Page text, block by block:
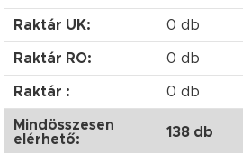
Raktár UK: 0 db
Raktár RO: 0 db
Raktár : 0 db
Mindösszesen
elérhető:
138 db